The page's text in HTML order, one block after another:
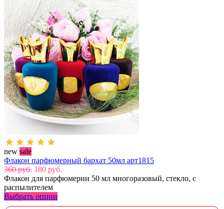
new sale
Флакон парфюмерный бархат 50мл арт1815
360 руб. 180 руб.
Флакон для парфюмерии 50 мл многоразовый, стекло, с
распылителем
Выбрать опции